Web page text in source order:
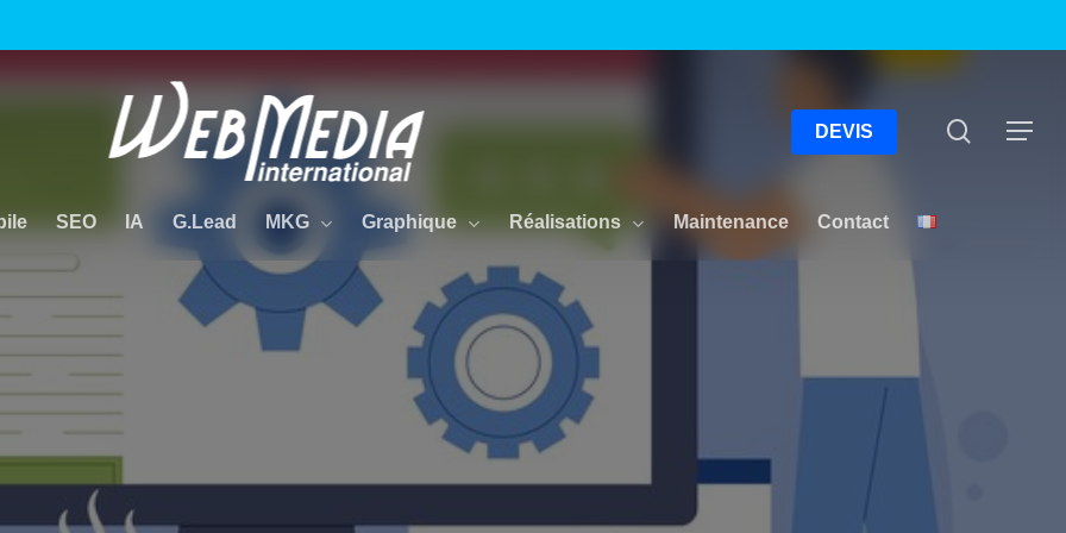
DEVIS Menu
SEO IA G.Lead MKG Graphique Réalisations Maintenance Contact